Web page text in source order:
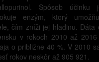
Spôsob účinku
enzým, ktorý
čím zníži jej hladinu. Dáta
v rokoch 2010 až
o približne 40 %. V 2010
rokov neskôr až 905 921.